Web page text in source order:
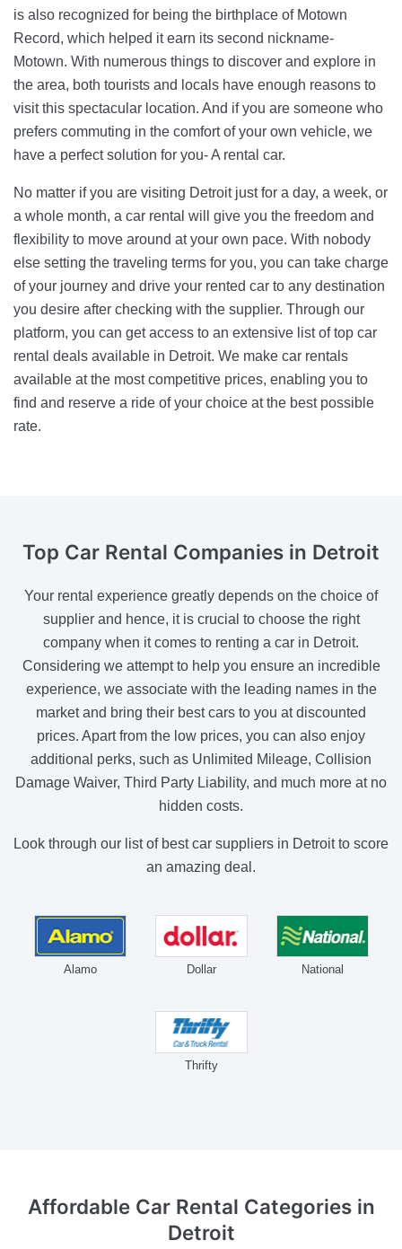
is also recognized for being the birthplace of Motown
Record, which helped it earn its second nickname-
Motown. With numerous things to discover and explore in
the area, both tourists and locals have enough reasons to
visit this spectacular location. And if you are someone who
prefers commuting in the comfort of your own vehicle, we
have a perfect solution for you- A rental car.
No matter if you are visiting Detroit just for a day, a week, or
a whole month, a car rental will give you the freedom and
flexibility to move around at your own pace. With nobody
else setting the traveling terms for you, you can take charge
of your journey and drive your rented car to any destination
you desire after checking with the supplier. Through our
platform, you can get access to an extensive list of top car
rental deals available in Detroit. We make car rentals
available at the most competitive prices, enabling you to
find and reserve a ride of your choice at the best possible
rate.
Top Car Rental Companies in Detroit
Your rental experience greatly depends on the choice of
supplier and hence, it is crucial to choose the right
company when it comes to renting a car in Detroit.
Considering we attempt to help you ensure an incredible
experience, we associate with the leading names in the
market and bring their best cars to you at discounted
prices. Apart from the low prices, you can also enjoy
additional perks, such as Unlimited Mileage, Collision
Damage Waiver, Third Party Liability, and much more at no
hidden costs.
Look through our list of best car suppliers in Detroit to score
an amazing deal.
Alamo Dollar National
Thrifty
Affordable Car Rental Categories in
Detroit